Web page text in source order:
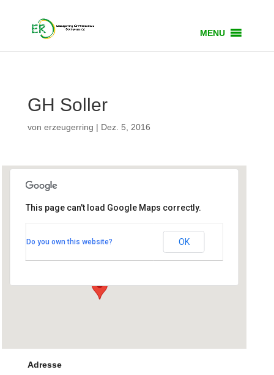
MENU
GH Soller
von erzeugerring | Dez. 5, 2016
Bahnhofstr. 1 - Ismaning
Veranstaltungen
This page can't load Google Maps correctly.
Do you own this website? OK
Adresse